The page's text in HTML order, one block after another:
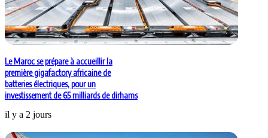
Le Maroc se prépare à accueillir la
première gigafactory africaine de
batteries électriques, pour un
investissement de 65 milliards de dirhams
il y a 2 jours